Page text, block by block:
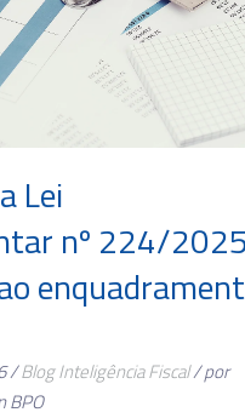
Lei
nº 224/
/BlogInteligência Fiscal/ por
BPO